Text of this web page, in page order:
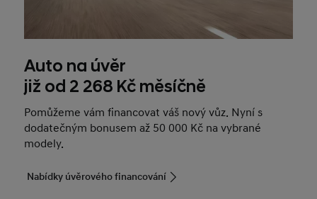
Auto na úvěr
již od 2 268 Kč měsíčně
Pomůžeme vám financovat váš nový vůz. Nyní s
dodatečným bonusem až 50 000 Kč na vybrané
modely.
Nabídky úvěrového financování